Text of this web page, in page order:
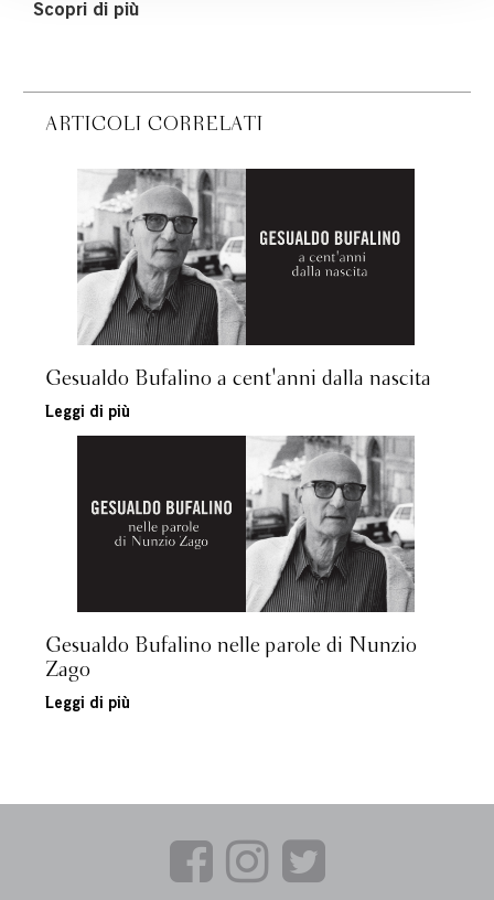
Scopri di più
ARTICOLI CORRELATI
Gesualdo Bufalino a cent'anni dalla nascita
Leggi di più
Gesualdo Bufalino nelle parole di Nunzio
Zago
Leggi di più